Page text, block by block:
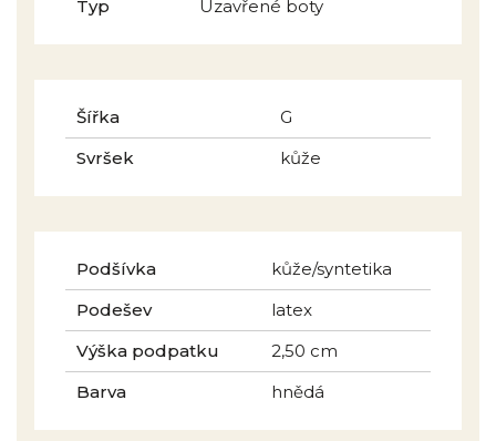
Typ
Uzavřené boty
Šířka
G
Svršek
kůže
Podšívka
kůže/syntetika
Podešev
latex
Výška podpatku
2,50 cm
Barva
hnědá